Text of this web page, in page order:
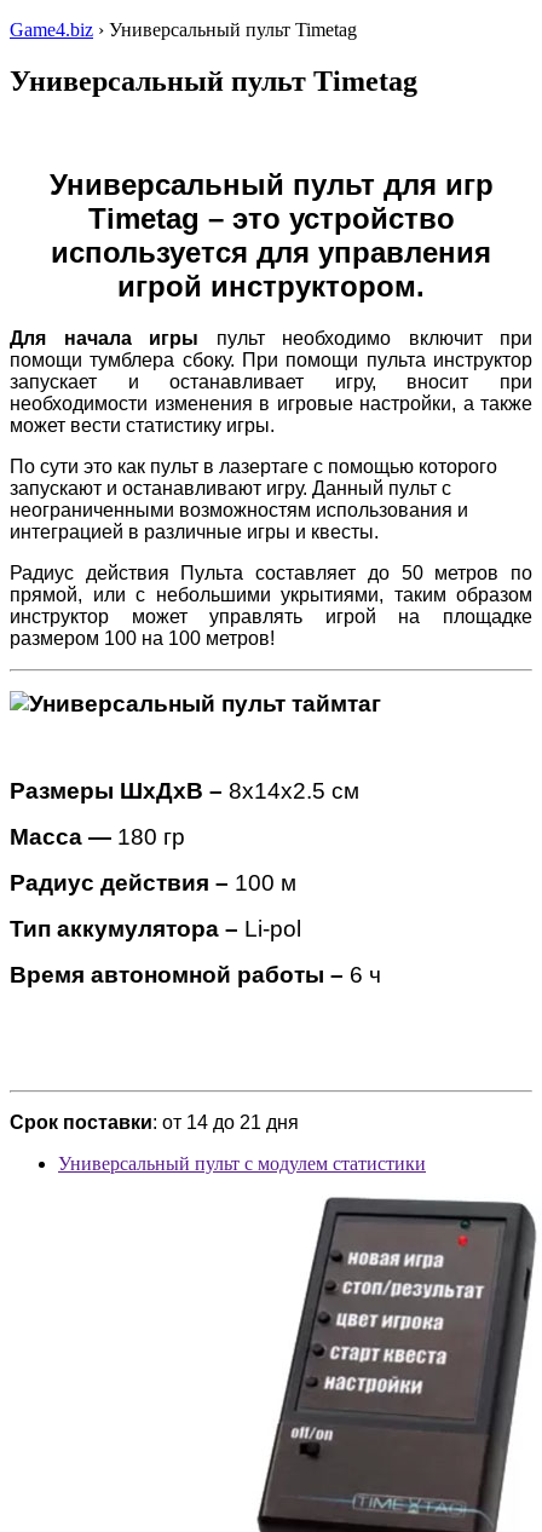
Game4.biz › Универсальный пульт Timetag
Универсальный пульт Timetag
Универсальный пульт для игр
Timetag – это устройство
используется для управления
игрой инструктором.
Для начала игры пульт необходимо включит при
помощи тумблера сбоку. При помощи пульта инструктор
запускает и останавливает игру, вносит при
необходимости изменения в игровые настройки, а также
может вести статистику игры.
По сути это как пульт в лазертаге с помощью которого
запускают и останавливают игру. Данный пульт с
неограниченными возможностям использования и
интеграцией в различные игры и квесты.
Радиус действия Пульта составляет до 50 метров по
прямой, или с небольшими укрытиями, таким образом
инструктор может управлять игрой на площадке
размером 100 на 100 метров!
Размеры ШхДхВ – 8х14х2.5 см
Масса — 180 гр
Радиус действия – 100 м
Тип аккумулятора – Li-pol
Время автономной работы – 6 ч
Срок поставки: от 14 до 21 дня
Универсальный пульт с модулем статистики